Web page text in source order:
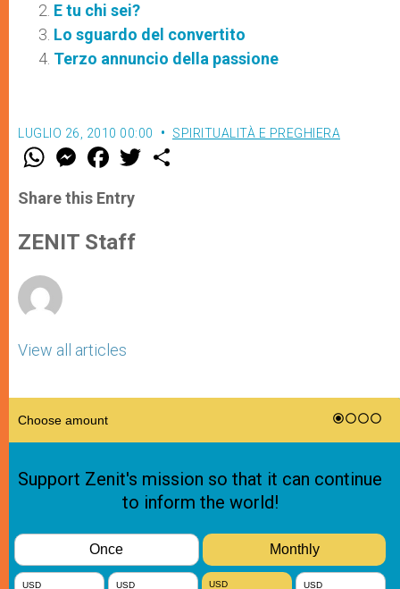
E tu chi sei?
Lo sguardo del convertito
Terzo annuncio della passione
LUGLIO 26, 2010 00:00 SPIRITUALITÀ E PREGHIERA
W
t
s
p
p
M
e
s
e
g
e
F
a
e
b
o
k
w
Share this Entry
ZENIT Staff
View all articles